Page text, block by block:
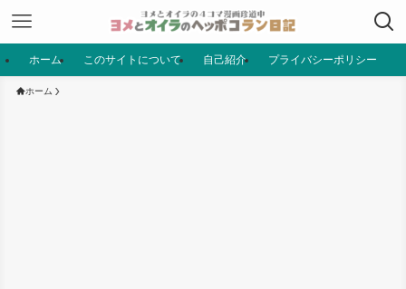
ホーム このサイトについて 自己紹介 プライバシーポリシー
ホーム